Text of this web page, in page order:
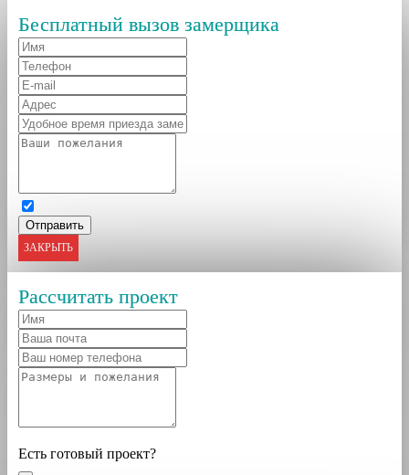
Бесплатный вызов замерщика
ЗАКРЫТЬ
Рассчитать проект
Есть готовый проект?